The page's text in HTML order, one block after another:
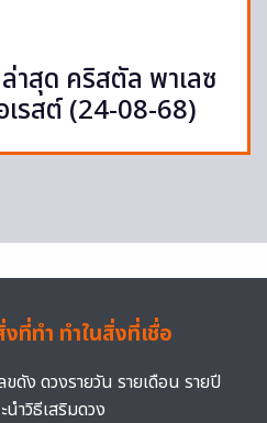
าสุด คริสตัล พาเลซ
รสต์ (24-08-68)
ที่ทำ ทำในสิ่งที่เชื่อ
ดัง ดวงรายวัน รายเดือน รายปี
ำวิธีเสริมดวง